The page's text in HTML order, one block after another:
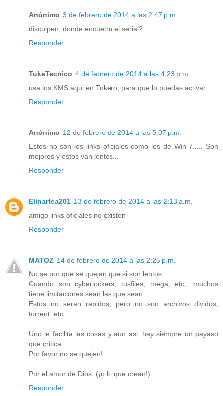
Anónimo 3 de febrero de 2014 a las 2:47 p.m.
disculpen, donde encuetro el serial?
Responder
TukeTecnico 4 de febrero de 2014 a las 4:23 p.m.
usa los KMS aqui en Tukero, para que lo puedas activar.
Responder
Anónimo 12 de febrero de 2014 a las 5:07 p.m.
Estos no son los links oficiales como los de Win 7..... Son
mejores y estos van lentos...
Responder
Elinartea201 13 de febrero de 2014 a las 2:13 a.m.
amigo links oficiales no existen
Responder
MATOZ 14 de febrero de 2014 a las 2:25 p.m.
No se por que se quejan que si son lentos.
Cuando son cyberlockers; tusfiles, mega, etc,. muchos
tiene limitaciones sean las que sean.
Estos no seran rapidos, pero no son archivos dividos,
torrent, etc.
Uno le facilita las cosas y aun asi, hay siempre un payaso
que critica.
Por favor no se quejen!
Por el amor de Dios, (¡o lo que crean!)
Responder